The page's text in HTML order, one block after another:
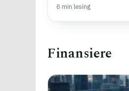
6 min lesing
Finansiere